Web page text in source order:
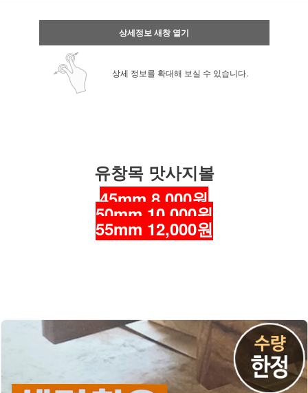
상세정보 새창 열기
상세 정보를 확대해 보실 수 있습니다.
유창목 맛사지볼
45mm 8,000원
50mm 10,000원
55mm 12,000원